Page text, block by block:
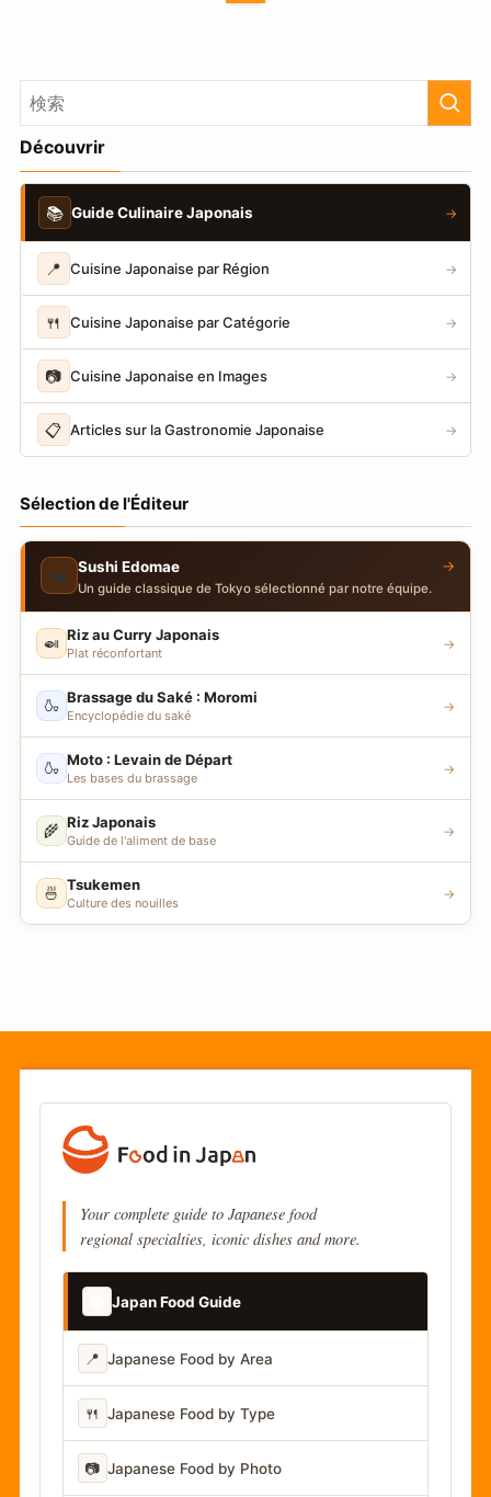
Découvrir
📚 Guide Culinaire Japonais →
📍 Cuisine Japonaise par Région →
🍴 Cuisine Japonaise par Catégorie →
📷 Cuisine Japonaise en Images →
📋 Articles sur la Gastronomie Japonaise →
Sélection de l'Éditeur
🍣 Sushi Edomae
Un guide classique de Tokyo sélectionné par notre équipe.
→
🍛 Riz au Curry Japonais
Plat réconfortant
→
🍶 Brassage du Saké : Moromi
Encyclopédie du saké
→
🍶 Moto : Levain de Départ
Les bases du brassage
→
🌾 Riz Japonais
Guide de l'aliment de base
→
🍜 Tsukemen
Culture des nouilles
→
Your complete guide to Japanese food
regional specialties, iconic dishes and more.
Japan Food Guide
📍 Japanese Food by Area
🍴 Japanese Food by Type
📷 Japanese Food by Photo